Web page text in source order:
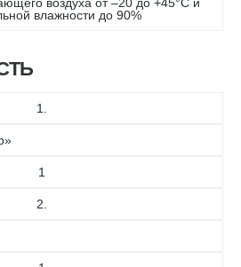
влажности до 90%
1.
1
2.